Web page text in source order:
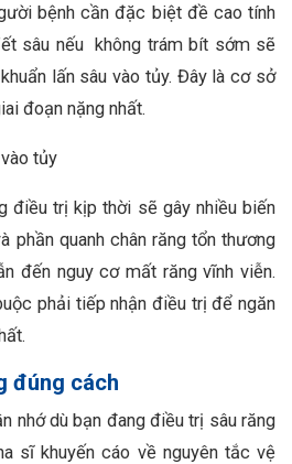
bệnh cần đặc biệt đề cao tính
sâu nếu không trám bít sớm sẽ
lấn sâu vào tủy. Đây là cơ sở
đoạn nặng nhất.
tủy
điều trị kịp thời sẽ gây nhiều biến
phần quanh chân răng tổn thương
đến nguy cơ mất răng vĩnh viễn.
phải tiếp nhận điều trị để ngăn
đúng cách
nhớ dù bạn đang điều trị sâu răng
sĩ khuyến cáo về nguyên tắc vệ